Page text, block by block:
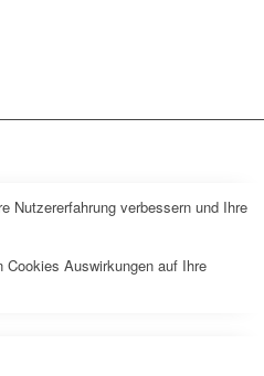
Nutzererfahrung verbessern und Ihre
Auswirkungen auf Ihre